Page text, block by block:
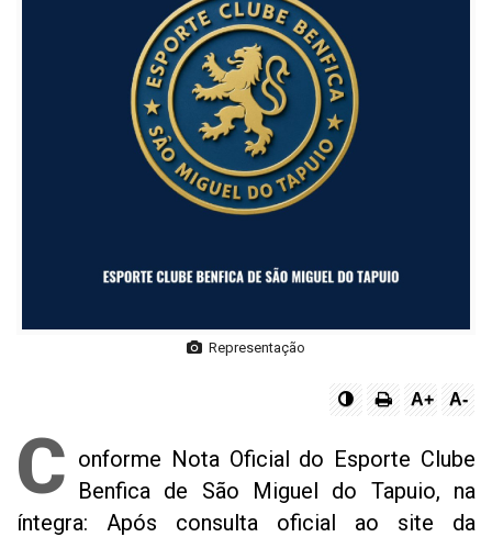
Representação
A+ A-
C onforme Nota Oficial do Esporte Clube
Benfica de São Miguel do Tapuio, na
íntegra: Após consulta oficial ao site da